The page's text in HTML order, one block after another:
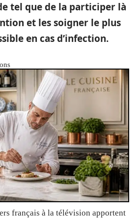
tel que de la participer là
et les soigner le plus
en cas d’infection.
français à la télévision apportent